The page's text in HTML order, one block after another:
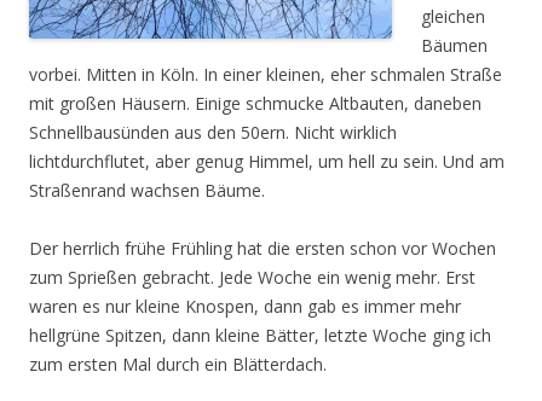
gleichen
Bäumen
vorbei. Mitten in Köln. In einer kleinen, eher schmalen Straße
mit großen Häusern. Einige schmucke Altbauten, daneben
Schnellbausünden aus den 50ern. Nicht wirklich
lichtdurchflutet, aber genug Himmel, um hell zu sein. Und am
Straßenrand wachsen Bäume.
Der herrlich frühe Frühling hat die ersten schon vor Wochen
zum Sprießen gebracht. Jede Woche ein wenig mehr. Erst
waren es nur kleine Knospen, dann gab es immer mehr
hellgrüne Spitzen, dann kleine Bätter, letzte Woche ging ich
zum ersten Mal durch ein Blätterdach.